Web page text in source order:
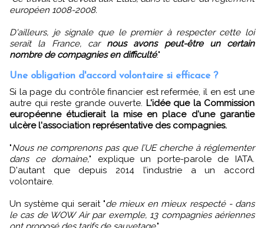
européen 1008-2008.
D'ailleurs, je signale que le premier à respecter cette loi
serait la France, car nous avons peut-être un certain
nombre de compagnies en difficulté."
Une obligation d'accord volontaire si efficace ?
Si la page du contrôle financier est refermée, il en est une
autre qui reste grande ouverte. L'idée que la Commission
européenne étudierait la mise en place d'une garantie
ulcère l'association représentative des compagnies.
"Nous ne comprenons pas que l’UE cherche à réglementer
dans ce domaine," explique un porte-parole de IATA.
D'autant que depuis 2014 l’industrie a un accord
volontaire.
Un système qui serait "de mieux en mieux respecté - dans
le cas de WOW Air par exemple, 13 compagnies aériennes